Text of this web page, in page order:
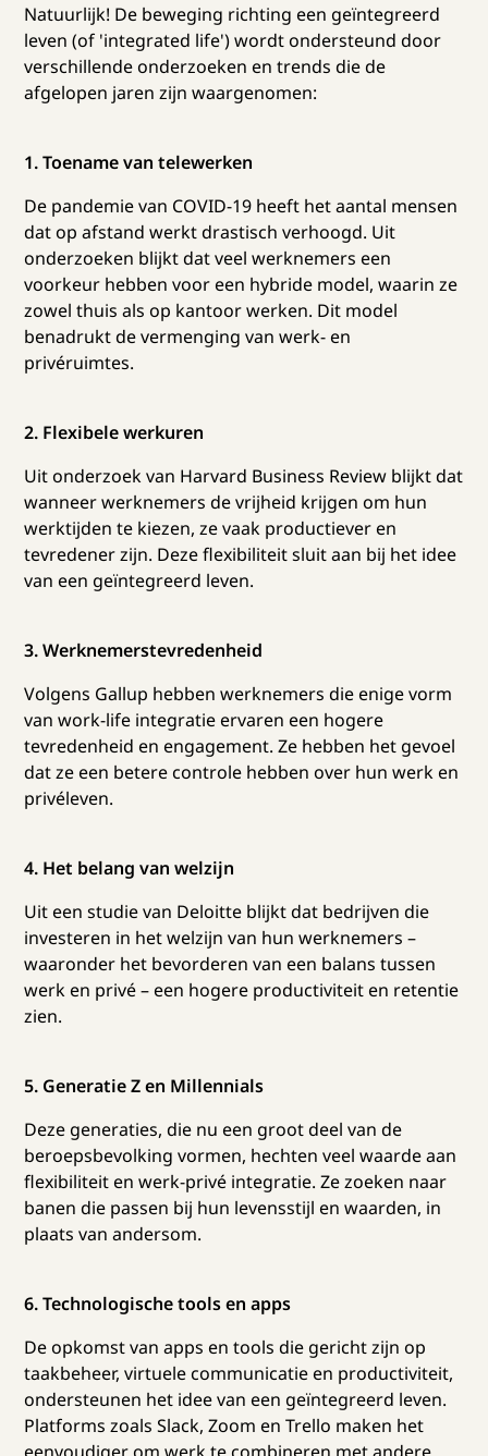
Natuurlijk! De beweging richting een geïntegreerd
leven (of 'integrated life') wordt ondersteund door
verschillende onderzoeken en trends die de
afgelopen jaren zijn waargenomen:
1. Toename van telewerken
De pandemie van COVID-19 heeft het aantal mensen
dat op afstand werkt drastisch verhoogd. Uit
onderzoeken blijkt dat veel werknemers een
voorkeur hebben voor een hybride model, waarin ze
zowel thuis als op kantoor werken. Dit model
benadrukt de vermenging van werk- en
privéruimtes.
2. Flexibele werkuren
Uit onderzoek van Harvard Business Review blijkt dat
wanneer werknemers de vrijheid krijgen om hun
werktijden te kiezen, ze vaak productiever en
tevredener zijn. Deze flexibiliteit sluit aan bij het idee
van een geïntegreerd leven.
3. Werknemerstevredenheid
Volgens Gallup hebben werknemers die enige vorm
van work-life integratie ervaren een hogere
tevredenheid en engagement. Ze hebben het gevoel
dat ze een betere controle hebben over hun werk en
privéleven.
4. Het belang van welzijn
Uit een studie van Deloitte blijkt dat bedrijven die
investeren in het welzijn van hun werknemers –
waaronder het bevorderen van een balans tussen
werk en privé – een hogere productiviteit en retentie
zien.
5. Generatie Z en Millennials
Deze generaties, die nu een groot deel van de
beroepsbevolking vormen, hechten veel waarde aan
flexibiliteit en werk-privé integratie. Ze zoeken naar
banen die passen bij hun levensstijl en waarden, in
plaats van andersom.
6. Technologische tools en apps
De opkomst van apps en tools die gericht zijn op
taakbeheer, virtuele communicatie en productiviteit,
ondersteunen het idee van een geïntegreerd leven.
Platforms zoals Slack, Zoom en Trello maken het